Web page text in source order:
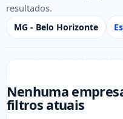
resultados.
MG - Belo Horizonte
Nenhuma
filtros atuais